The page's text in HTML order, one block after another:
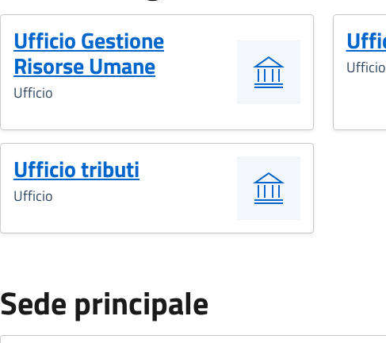
Ufficio Gestione
Risorse Umane
Ufficio
Ufficio
Ufficio tributi
Ufficio
Sede principale